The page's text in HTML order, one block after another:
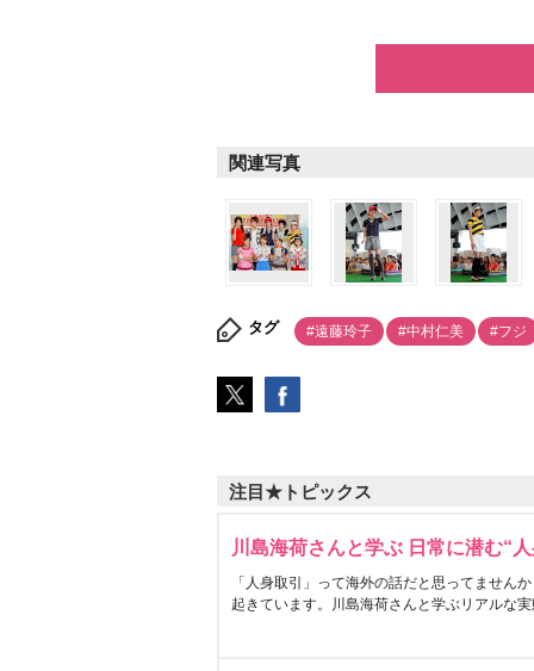
関連写真
タグ #遠藤玲子 #中村仁美 #フジ
注目★トピックス
川島海荷さんと学ぶ 日常に潜む“
「人身取引」って海外の話だと思ってません
起きています。川島海荷さんと学ぶリアルな